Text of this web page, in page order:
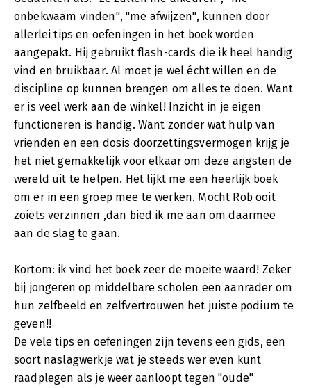
onbekwaam vinden", "me afwijzen", kunnen door
allerlei tips en oefeningen in het boek worden
aangepakt. Hij gebruikt flash-cards die ik heel handig
vind en bruikbaar. Al moet je wel écht willen en de
discipline op kunnen brengen om alles te doen. Want
er is veel werk aan de winkel! Inzicht in je eigen
functioneren is handig. Want zonder wat hulp van
vrienden en een dosis doorzettingsvermogen krijg je
het niet gemakkelijk voor elkaar om deze angsten de
wereld uit te helpen. Het lijkt me een heerlijk boek
om er in een groep mee te werken. Mocht Rob ooit
zoiets verzinnen ,dan bied ik me aan om daarmee
aan de slag te gaan.
Kortom: ik vind het boek zeer de moeite waard! Zeker
bij jongeren op middelbare scholen een aanrader om
hun zelfbeeld en zelfvertrouwen het juiste podium te
geven!!
De vele tips en oefeningen zijn tevens een gids, een
soort naslagwerkje wat je steeds wer even kunt
raadplegen als je weer aanloopt tegen "oude"